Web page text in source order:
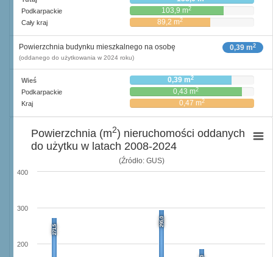
Podkarpackie 103,9 m2
Cały kraj 89,2 m2
0,39 m2
Powierzchnia budynku mieszkalnego na osobę
(oddanego do użytkowania w 2024 roku)
Wieś 0,39 m2
Podkarpackie 0,43 m2
Kraj 0,47 m2
(Źródło: GUS)
271,5
295,0
200
300
400
Powierzchnia (m2) nieruchomości oddanych
do użytku w latach 2008-2024